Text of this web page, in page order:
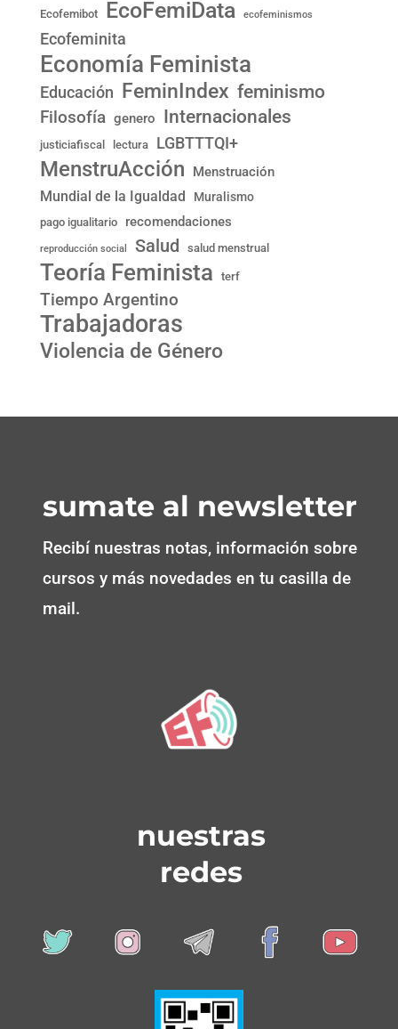
Ecofemibot EcoFemiData ecofeminismos
Ecofeminita
Economía Feminista
Educación FeminIndex feminismo
Filosofía genero Internacionales
justiciafiscal lectura LGBTTTQI+
MenstruAcción Menstruación
Mundial de la Igualdad Muralismo
pago igualitario recomendaciones
reproducción social Salud salud menstrual
Teoría Feminista terf
Tiempo Argentino
Trabajadoras
Violencia de Género
sumate al newsletter
Recibí nuestras notas, información sobre
cursos y más novedades en tu casilla de
mail.
nuestras
redes